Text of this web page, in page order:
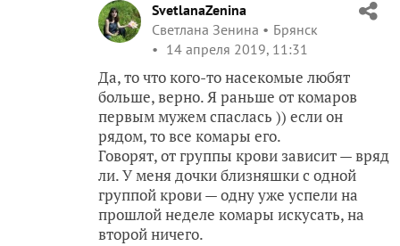
SvetlanaZenina
Светлана Зенина
Брянск
14 апреля 2019, 11:31
Да, то что кого-то насекомые любят
больше, верно. Я раньше от комаров
первым мужем спаслась )) если он
рядом, то все комары его.
Говорят, от группы крови зависит — вряд
ли. У меня дочки близняшки с одной
группой крови — одну уже успели на
прошлой неделе комары искусать, на
второй ничего.